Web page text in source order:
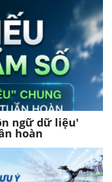
ngữ dữ liệu'
hoàn